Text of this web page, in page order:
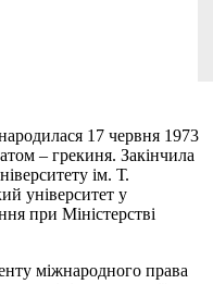
17 червня 1973
– грекиня. Закінчила
ім. Т.
університет у
при Міністерстві
міжнародного права